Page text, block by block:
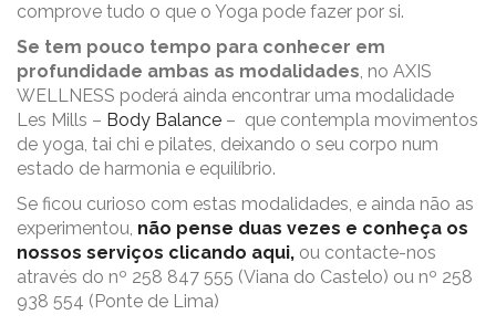
comprove tudo o que o Yoga pode fazer por si.
Se tem pouco tempo para conhecer em
profundidade ambas as modalidades, no AXIS
WELLNESS poderá ainda encontrar uma modalidade
Les Mills – Body Balance – que contempla movimentos
de yoga, tai chi e pilates, deixando o seu corpo num
estado de harmonia e equilíbrio.
Se ficou curioso com estas modalidades, e ainda não as
experimentou, não pense duas vezes e conheça os
nossos serviços clicando aqui, ou contacte-nos
através do nº 258 847 555 (Viana do Castelo) ou nº 258
938 554 (Ponte de Lima)